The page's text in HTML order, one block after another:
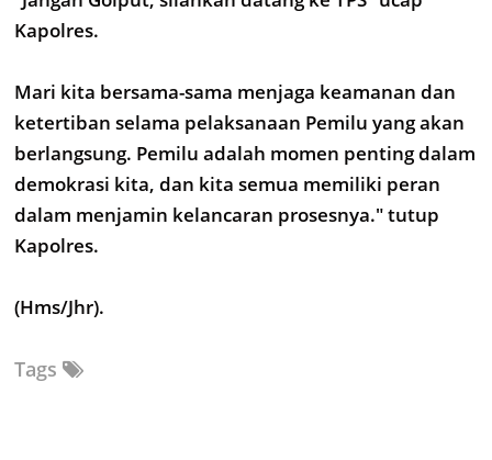
Kapolres.
Mari kita bersama-sama menjaga keamanan dan
ketertiban selama pelaksanaan Pemilu yang akan
berlangsung. Pemilu adalah momen penting dalam
demokrasi kita, dan kita semua memiliki peran
dalam menjamin kelancaran prosesnya." tutup
Kapolres.
(Hms/Jhr).
Tags